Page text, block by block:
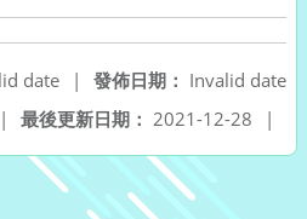
發佈日期： Invalid date
date
|
最後更新日期： 2021-12-28 |
|